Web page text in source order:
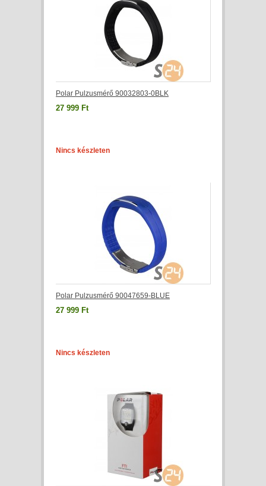
Polar Pulzusmérő 90032803-0BLK
27 999 Ft
Nincs készleten
Polar Pulzusmérő 90047659-BLUE
27 999 Ft
Nincs készleten